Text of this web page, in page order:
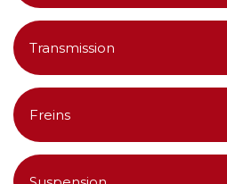
Transmission
Freins